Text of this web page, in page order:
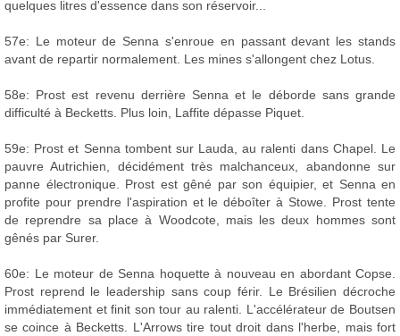
quelques litres d'essence dans son réservoir...
57e: Le moteur de Senna s'enroue en passant devant les stands
avant de repartir normalement. Les mines s'allongent chez Lotus.
58e: Prost est revenu derrière Senna et le déborde sans grande
difficulté à Becketts. Plus loin, Laffite dépasse Piquet.
59e: Prost et Senna tombent sur Lauda, au ralenti dans Chapel. Le
pauvre Autrichien, décidément très malchanceux, abandonne sur
panne électronique. Prost est gêné par son équipier, et Senna en
profite pour prendre l'aspiration et le déboîter à Stowe. Prost tente
de reprendre sa place à Woodcote, mais les deux hommes sont
gênés par Surer.
60e: Le moteur de Senna hoquette à nouveau en abordant Copse.
Prost reprend le leadership sans coup férir. Le Brésilien décroche
immédiatement et finit son tour au ralenti. L'accélérateur de Boutsen
se coince à Becketts. L'Arrows tire tout droit dans l'herbe, mais fort